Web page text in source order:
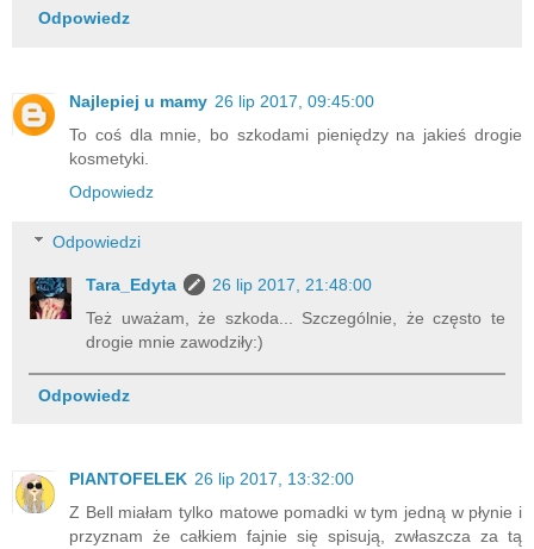
Odpowiedz
Najlepiej u mamy 26 lip 2017, 09:45:00
To coś dla mnie, bo szkodami pieniędzy na jakieś drogie
kosmetyki.
Odpowiedz
Odpowiedzi
Tara_Edyta
26 lip 2017, 21:48:00
Też uważam, że szkoda... Szczególnie, że często te
drogie mnie zawodziły:)
Odpowiedz
PlANTOFELEK 26 lip 2017, 13:32:00
Z Bell miałam tylko matowe pomadki w tym jedną w płynie i
przyznam że całkiem fajnie się spisują, zwłaszcza za tą